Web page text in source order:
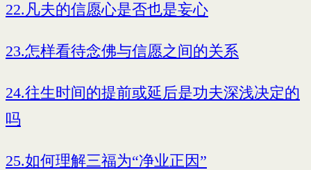
22.凡夫的信愿心是否也是妄心
23.怎样看待念佛与信愿之间的关系
24.往生时间的提前或延后是功夫深浅决定的
吗
25.如何理解三福为“净业正因”